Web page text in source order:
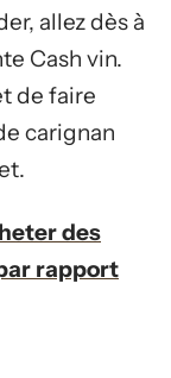
allez dès à
Cash vin.
de faire
carignan
des
rapport